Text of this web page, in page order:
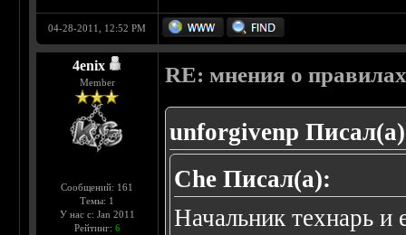
04-28-2011, 12:52 PM
4enix
Member
Сообщений: 161
Темы: 1
У нас с: Jan 2011
Рейтинг: 6
RE: мнения о
unforgivenp
Che Писал(а):
Начальник технарь и